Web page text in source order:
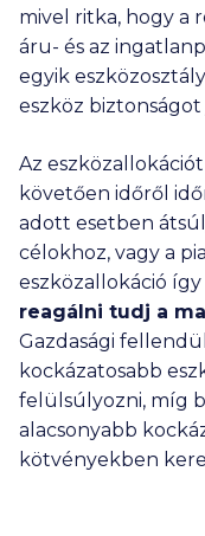
mivel ritka, hogy a
áru- és az
egyik
eszköz
Az
követően időről
adott esetben
célokhoz, vagy a
eszközallokáció
reagálni tudj a
Gazdasági
kockázatosabb
felülsúlyozni, míg
alacsonyabb
kötvényekben